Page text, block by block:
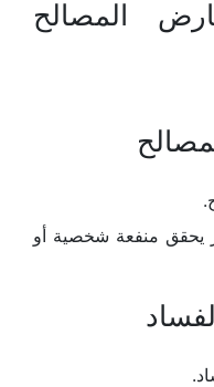
المصالح
يحقق منفعة شخصية أو